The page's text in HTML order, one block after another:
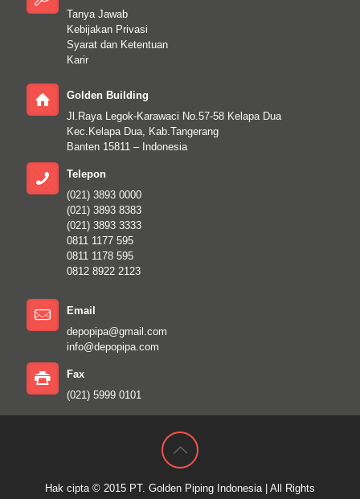
Tanya Jawab
Kebijakan Privasi
Syarat dan Ketentuan
Karir
Golden Building
Jl.Raya Legok-Karawaci No.57-58 Kelapa Dua
Kec.Kelapa Dua, Kab.Tangerang
Banten 15811 – Indonesia
Telepon
(021) 3893 0000
(021) 3893 8383
(021) 3893 3333
0811 1177 595
0811 1178 595
0812 8922 2123
Email
depopipa@gmail.com
info@depopipa.com
Fax
(021) 5999 0101
Hak cipta © 2015 PT. Golden Piping Indonesia | All Rights